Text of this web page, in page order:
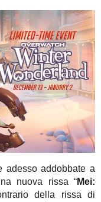
adesso addobbate a
nuova rissa “Mei:
della rissa di